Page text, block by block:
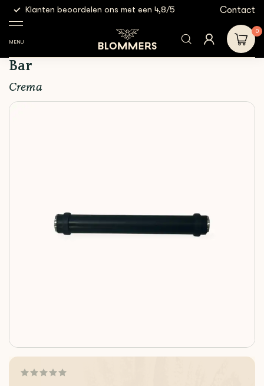
Klanten beoordelen ons met een 4,8/5 Gratis
Contact
MENU
0
Crema - The Arc Knock
Crema - The Arc Knock Box Cross
Bar
Crema